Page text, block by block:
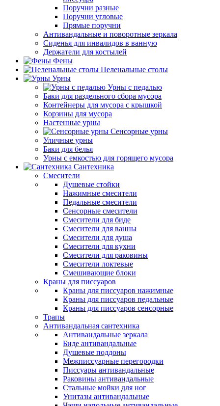
Поручни разные
Поручни угловые
Прямые поручни
Антивандальные и поворотные зеркала
Сиденья для инвалидов в ванную
Держатели для костылей
Фены
Пеленальные столы
Урны
Урны с педалью
Баки для раздельного сбора мусора
Контейнеры для мусора с крышкой
Корзины для мусора
Настенные урны
Сенсорные урны
Уличные урны
Баки для белья
Урны с емкостью для горящего мусора
Сантехника
Смесители
Душевые стойки
Нажимные смесители
Педальные смесители
Сенсорные смесители
Смесители для биде
Смесители для ванны
Смесители для душа
Смесители для кухни
Смесители для раковины
Смесители локтевые
Смешивающие блоки
Краны для писсуаров
Краны для писсуаров нажимные
Краны для писсуаров педальные
Краны для писсуаров сенсорные
Трапы
Антивандальная сантехника
Антивандальные зеркала
Биде антивандальные
Душевые поддоны
Межписсуарные перегородки
Писсуары антивандальные
Раковины антивандальные
Стальные мойки для ног
Унитазы антивандальные